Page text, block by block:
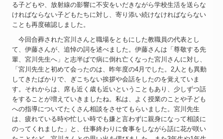
る子どもや、放射線の影響に不安をいだきながら学校生活を送らな
ければならない子どもたちに対し、寄り添い続けなければならない
ことも再度確認しました。
今回合葬された宮川さんと職場をともにした教職員の代表とし
て、伊藤さんが、追悼の詞を述べました。伊藤さんは「尊敬する先
輩、宮川先生へ」と志半ばで病に倒れ亡くなった宮川さんに対し、
「宮川先生と初めて会ったのは、昨年度の4月でした。2人とも異動
してきたばかりで、ぎこちない挨拶や会話をしたのを覚えていま
す。それからは、席も近く歳も近いということもあり、少しずつ話
をすることが増えていきましたね。私は、よく授業のことや子ども
への指導についてたくさん相談をさせてもらいました。宮川先生
は、疲れている時や忙しい時でも嫌と言わずに親身になって相談に
のってくれました」と、仕事終わりに食事をしながら話に花が咲い